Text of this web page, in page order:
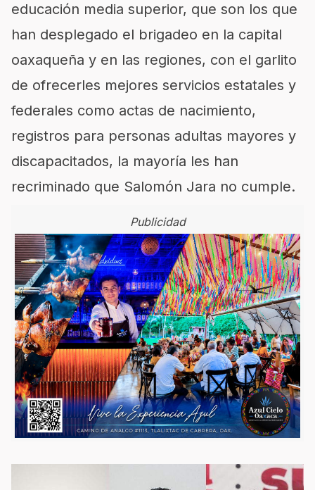
educación media superior, que son los que
han desplegado el brigadeo en la capital
oaxaqueña y en las regiones, con el garlito
de ofrecerles mejores servicios estatales y
federales como actas de nacimiento,
registros para personas adultas mayores y
discapacitados, la mayoría les han
recriminado que Salomón Jara no cumple.
Publicidad